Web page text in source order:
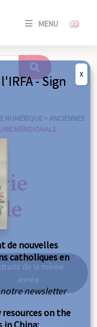
MENU
SE
/
NUMÉRIQUE > ANCIENNES
MÉRIDIONALE
de la même
année
- Sign
de nouvelles
catholiques en
newsletter
on the
China:
X